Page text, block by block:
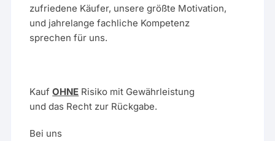
zufriedene Käufer, unsere größte Motivation,
und jahrelange fachliche Kompetenz
sprechen für uns.
KaufOHNE Risiko mit Gewährleistung
und das Recht zur Rückgabe.
Bei uns